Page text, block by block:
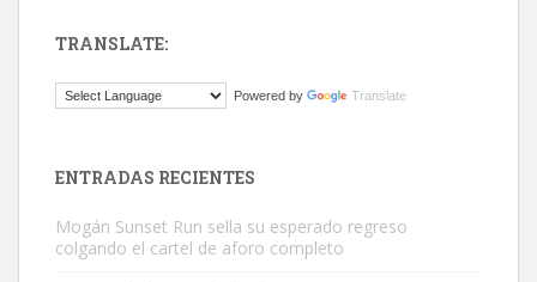
El ayuntamiento se va a llevar a Los Gatos callejeros de la zona los
TRANSLATE:
Powered by Translate
ENTRADAS RECIENTES
Mogán Sunset Run sella su esperado regreso
colgando el cartel de aforo completo